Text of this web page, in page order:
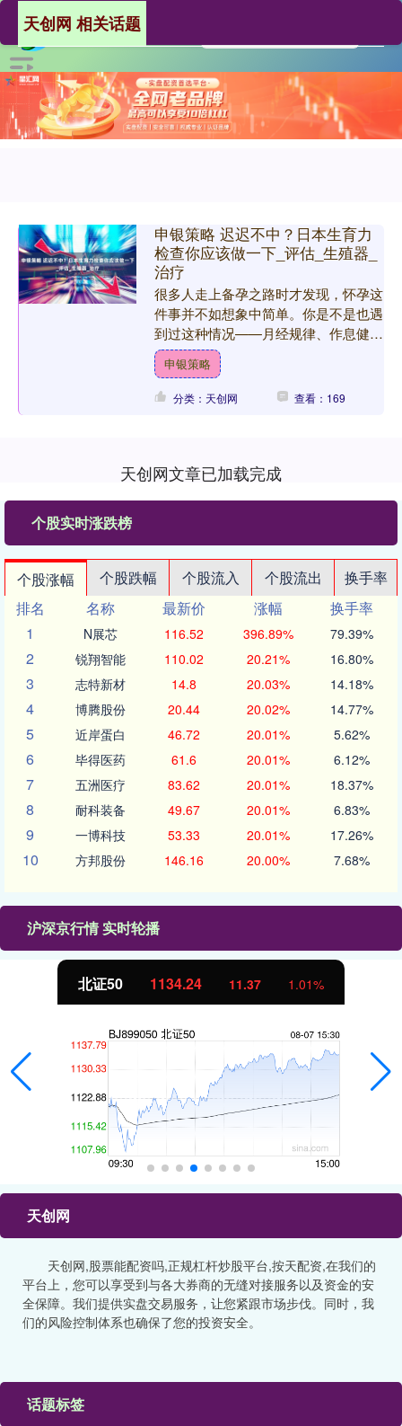
天创网 相关话题
申银策略 迟迟不中？日本生育力
检查你应该做一下_评估_生殖器_
治疗
很多人走上备孕之路时才发现，怀孕这
件事并不如想象中简单。你是不是也遇
到过这种情况——月经规律、作息健
康，各项体检也没问题，可就是迟迟怀
不上？ 其实，这时候你需要....
申银策略
分类：天创网 查看：169
天创网文章已加载完成
个股实时涨跌榜
个股涨幅 个股跌幅 个股流入 个股流出
换手率
排名
名称 最新价 涨幅
换手率
1
N展芯 116.52 396.89% 79.39%
2 锐翔智能 110.02 20.21% 16.80%
3 志特新材 14.8 20.03% 14.18%
4 博腾股份 20.44 20.02% 14.77%
5 近岸蛋白 46.72 20.01% 5.62%
6 毕得医药 61.6 20.01% 6.12%
7 五洲医疗 83.62 20.01% 18.37%
8 耐科装备 49.67 20.01% 6.83%
9 一博科技 53.33 20.01% 17.26%
10 方邦股份 146.16 20.00% 7.68%
沪深京行情 实时轮播
北证50 1134.24 11.37 1.01%
天创网
天创网,股票能配资吗,正规杠杆炒股平台,按天配资,在我们的
平台上，您可以享受到与各大券商的无缝对接服务以及资金的安
全保障。我们提供实盘交易服务，让您紧跟市场步伐。同时，我
们的风险控制体系也确保了您的投资安全。
话题标签